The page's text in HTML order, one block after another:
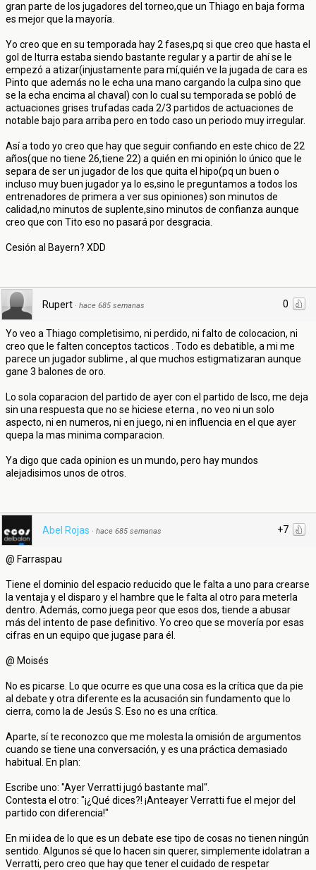
gran parte de los jugadores del torneo,que un Thiago en baja forma
es mejor que la mayoría.
Yo creo que en su temporada hay 2 fases,pq si que creo que hasta el
gol de Iturra estaba siendo bastante regular y a partir de ahí se le
empezó a atizar(injustamente para mí,quién ve la jugada de cara es
Pinto que además no le echa una mano cargando la culpa sino que
se la echa encima al chaval) con lo cual su temporada se pobló de
actuaciones grises trufadas cada 2/3 partidos de actuaciones de
notable bajo para arriba pero en todo caso un periodo muy irregular.
Así a todo yo creo que hay que seguir confiando en este chico de 22
años(que no tiene 26,tiene 22) a quién en mi opinión lo único que le
separa de ser un jugador de los que quita el hipo(pq un buen o
incluso muy buen jugador ya lo es,sino le preguntamos a todos los
entrenadores de primera a ver sus opiniones) son minutos de
calidad,no minutos de suplente,sino minutos de confianza aunque
creo que con Tito eso no pasará por desgracia.
Cesión al Bayern? XDD
0
Rupert · hace 685 semanas
Yo veo a Thiago completisimo, ni perdido, ni falto de colocacion, ni
creo que le falten conceptos tacticos . Todo es debatible, a mi me
parece un jugador sublime , al que muchos estigmatizaran aunque
gane 3 balones de oro.
Lo sola coparacion del partido de ayer con el partido de Isco, me deja
sin una respuesta que no se hiciese eterna , no veo ni un solo
aspecto, ni en numeros, ni en juego, ni en influencia en el que ayer
quepa la mas minima comparacion.
Ya digo que cada opinion es un mundo, pero hay mundos
alejadisimos unos de otros.
+7
Abel Rojas · hace 685 semanas
@ Farraspau
Tiene el dominio del espacio reducido que le falta a uno para crearse
la ventaja y el disparo y el hambre que le falta al otro para meterla
dentro. Además, como juega peor que esos dos, tiende a abusar
más del intento de pase definitivo. Yo creo que se movería por esas
cifras en un equipo que jugase para él.
@ Moisés
No es picarse. Lo que ocurre es que una cosa es la crítica que da pie
al debate y otra diferente es la acusación sin fundamento que lo
cierra, como la de Jesús S. Eso no es una crítica.
Aparte, sí te reconozco que me molesta la omisión de argumentos
cuando se tiene una conversación, y es una práctica demasiado
habitual. En plan:
Escribe uno: "Ayer Verratti jugó bastante mal".
Contesta el otro: "¡¿Qué dices?! ¡Anteayer Verratti fue el mejor del
partido con diferencia!"
En mi idea de lo que es un debate ese tipo de cosas no tienen ningún
sentido. Algunos sé que lo hacen sin querer, simplemente idolatran a
Verratti, pero creo que hay que tener el cuidado de respetar